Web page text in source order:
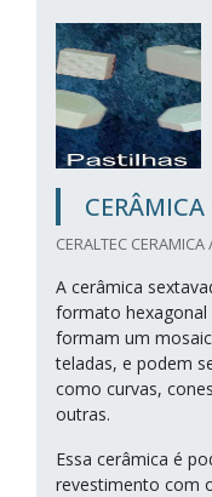
CERALTEC CERAMICA
A cerâmica
formato hexagonal
formam um
teladas, e podem
como curvas,
outras.
Essa cerâmica é
revestimento com